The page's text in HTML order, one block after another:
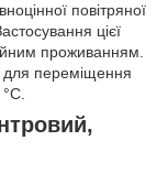
повітряної
цієї
проживанням.
для переміщення